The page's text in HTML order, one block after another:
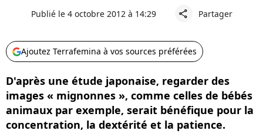
Publié le 4 octobre 2012 à 14:29 share Partager
Ajoutez Terrafemina à vos sources préférées
D'après une étude japonaise, regarder des
images « mignonnes », comme celles de bébés
animaux par exemple, serait bénéfique pour la
concentration, la dextérité et la patience.